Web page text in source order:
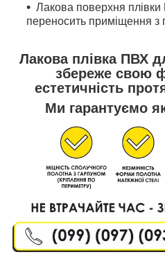
Лакова поверхня
переносить приміщення з
Лакова плівка ПВХ
збереже свою
естетичність
Ми гарантуємо